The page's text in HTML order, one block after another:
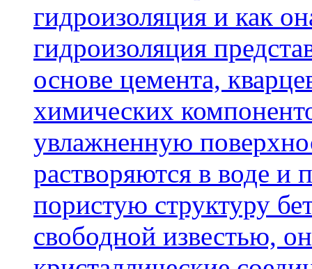
гидроизоляция и как
гидроизоляция
основе цемента,
химических
увлажненную
растворяются в воде и
пористую структуру
свободной известью,